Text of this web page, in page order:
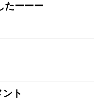
たーーー
ト